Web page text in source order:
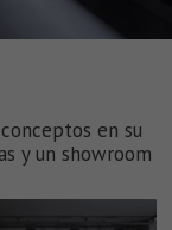
en su
y un showroom